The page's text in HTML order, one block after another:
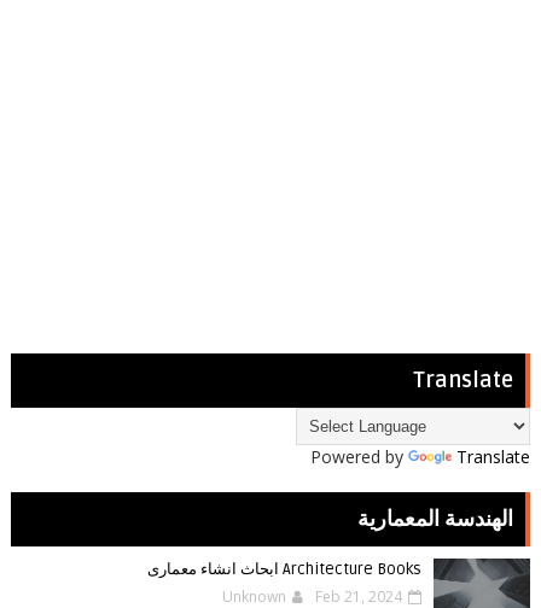
Translate
Powered by Translate
الهندسة المعمارية
Architecture Books ابحاث انشاء معمارى
Unknown Feb 21, 2024